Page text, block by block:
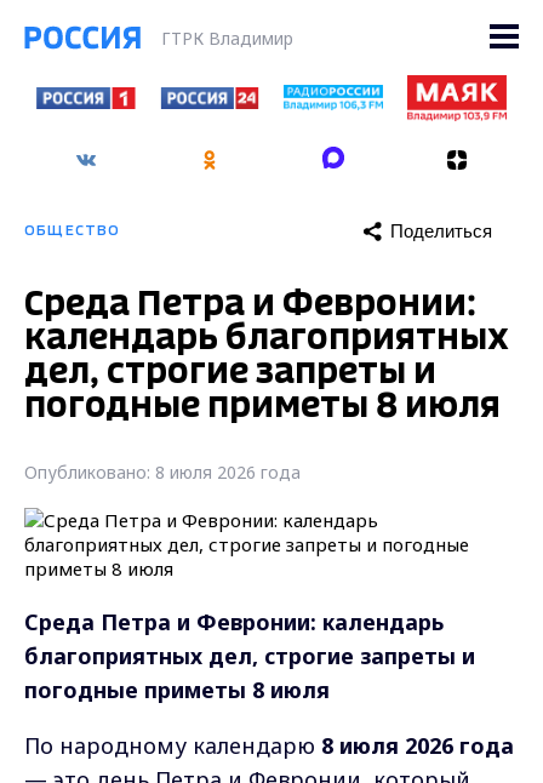
ГТРК Владимир
ОБЩЕСТВО Поделиться
Среда Петра и Февронии:
календарь благоприятных
дел, строгие запреты и
погодные приметы 8 июля
Опубликовано: 8 июля 2026 года
Среда Петра и Февронии: календарь
благоприятных дел, строгие запреты и
погодные приметы 8 июля
По народному календарю 8 июля 2026 года